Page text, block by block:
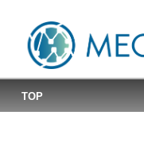
MEC国試速報
TOP